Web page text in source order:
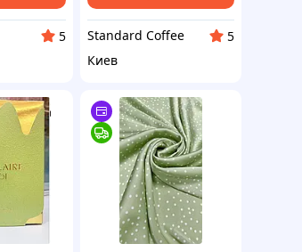
5
Standard Coffee
5
Киев